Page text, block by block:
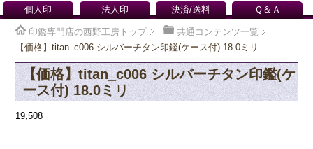
個人印 法人印 決済/送料 Ｑ＆Ａ
印鑑専門店の西野工房トップ
共通コンテンツ一覧
【価格】titan_c006 シルバーチタン印鑑(ケース付) 18.0ミリ
【価格】titan_c006 シルバーチタン印鑑(ケ
ース付) 18.0ミリ
19,508